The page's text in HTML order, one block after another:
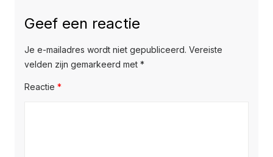
Geef een reactie
Je e-mailadres wordt niet gepubliceerd. Vereiste
velden zijn gemarkeerd met *
Reactie *